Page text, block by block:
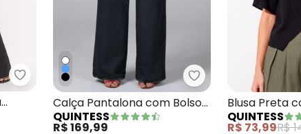
Quintess - Calça Pantalona Preta Clochard com
Quintess - Calça
Calça Pantalona com Bolsos
Jeans Preto
QUINTESS
R$ 169,99
Blusa Preta
QUINTESS
R$ 73,99R$